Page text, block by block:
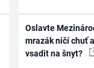
Oslavte
mrazák ničí chuť
vsadit na šnyt?